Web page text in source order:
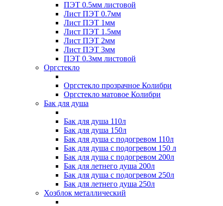
ПЭТ 0.5мм листовой
Лист ПЭТ 0.7мм
Лист ПЭТ 1мм
Лист ПЭТ 1.5мм
Лист ПЭТ 2мм
Лист ПЭТ 3мм
ПЭТ 0.3мм листовой
Оргстекло
Оргстекло прозрачное Колибри
Оргстекло матовое Колибри
Бак для душа
Бак для душа 110л
Бак для душа 150л
Бак для душа с подогревом 110л
Бак для душа с подогревом 150 л
Бак для душа с подогревом 200л
Бак для летнего душа 200л
Бак для душа с подогревом 250л
Бак для летнего душа 250л
Хозблок металлический